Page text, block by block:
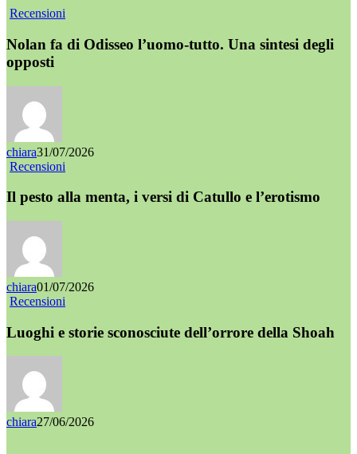
Recensioni
Nolan fa di Odisseo l’uomo-tutto. Una sintesi degli
opposti
chiara31/07/2026
Recensioni
Il pesto alla menta, i versi di Catullo e l’erotismo
chiara01/07/2026
Recensioni
Luoghi e storie sconosciute dell’orrore della Shoah
chiara27/06/2026